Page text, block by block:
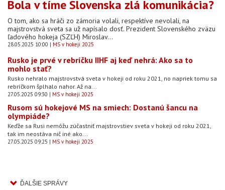
Bola v tíme Slovenska zlá komunikácia?
O tom, ako sa hráči zo zámoria volali, respektíve nevolali, na
majstrovstvá sveta sa už napísalo dosť. Prezident Slovenského zväzu
ľadového hokeja (SZĽH) Miroslav...
28.05.2025 10:00 MS v hokeji 2025
Rusko je prvé v rebríčku IIHF aj keď nehrá: Ako sa to
mohlo stať?
Rusko nehralo majstrovstvá sveta v hokeji od roku 2021, no napriek tomu sa
rebríčkom šplhalo nahor. Až na...
27.05.2025 09:30 MS v hokeji 2025
Rusom sú hokejové MS na smiech: Dostanú šancu na
olympiáde?
Keďže sa Rusi nemôžu zúčastniť majstrovstiev sveta v hokeji od roku 2021,
tak im neostáva nič iné ako...
27.05.2025 09:25 MS v hokeji 2025
ĎALŠIE SPRÁVY